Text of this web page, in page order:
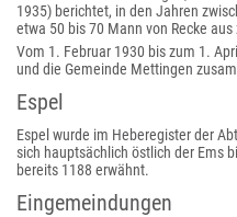
1935) berichtet, in den Jahren
etwa 50 bis 70 Mann von Recke
Vom 1. Februar 1930 bis zum 1.
und die Gemeinde Mettingen
Espel
Espel wurde im Heberegister der
sich hauptsächlich östlich der Ems
bereits 1188 erwähnt.
Eingemeindungen